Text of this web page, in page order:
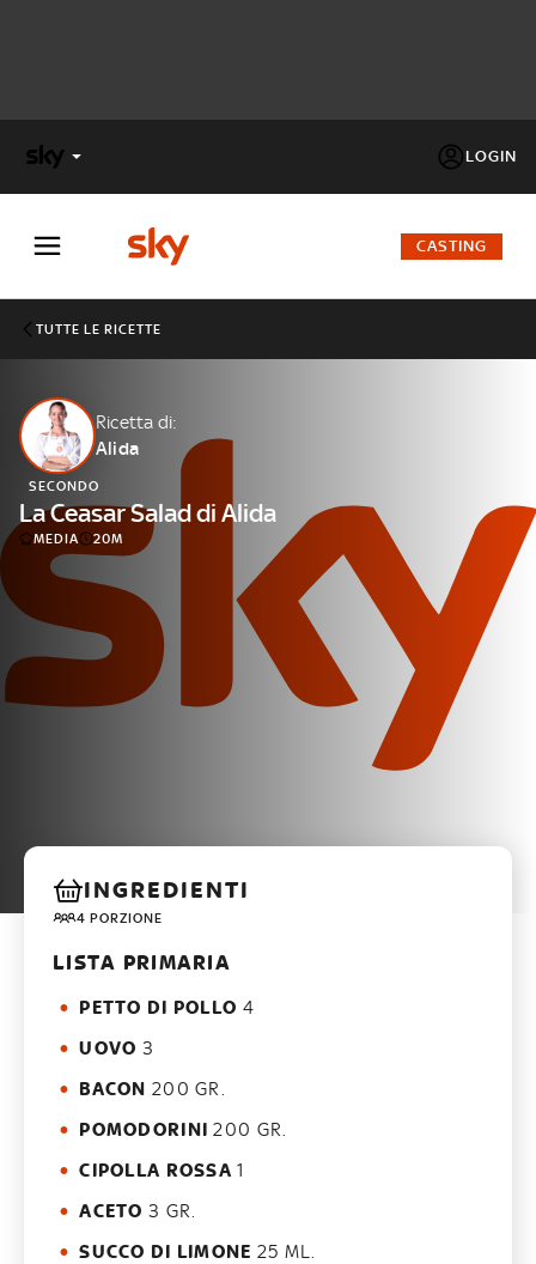
LOGIN
FACTOR
Cos’altro vedere:
PROGRAMMI SKY
Un mondo di offerte:
SKY.IT
NOW
CASTING
TUTTE LE RICETTE
Ricetta di:
Alida
SECONDO
La Ceasar Salad di Alida
MEDIA 20M
INGREDIENTI
4 PORZIONE
LISTA PRIMARIA
PETTO DI POLLO 4
UOVO 3
BACON 200 GR.
POMODORINI 200 GR.
CIPOLLA ROSSA 1
ACETO 3 GR.
SUCCO DI LIMONE 25 ML.